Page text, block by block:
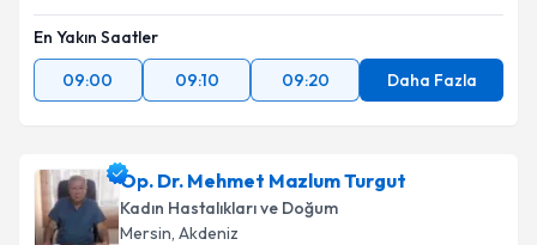
En Yakın Saatler
09:00
09:10 09:20 Daha Fazla
Op. Dr. Mehmet Mazlum Turgut
Kadın Hastalıkları ve Doğum
Mersin, Akdeniz